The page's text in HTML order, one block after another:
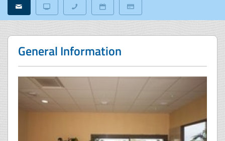
General Information